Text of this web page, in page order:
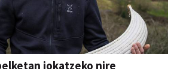
jokatzeko nire